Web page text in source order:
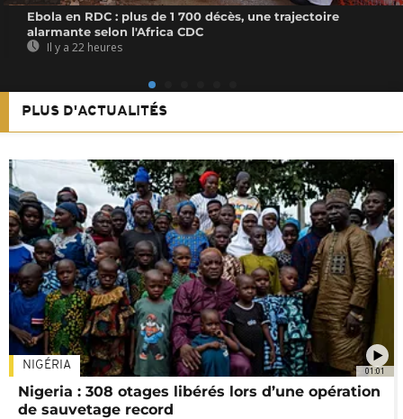
Ebola en RDC : plus de 1 700 décès, une trajectoire
alarmante selon l'Africa CDC
Il y a 22 heures
PLUS D'ACTUALITÉS
01:01
NIGÉRIA
Nigeria : 308 otages libérés lors d’une opération
de sauvetage record